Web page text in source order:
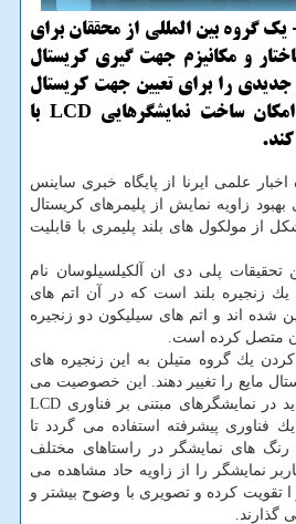
گروه بین المللی از محققان برای
و مكانیزم جهت گیری كریستال
جدیدی را برای تعیین جهت كریستال
مایع ابداع كردند كه امكان ساخت نمایشگرهایی LCD با
كند.
علمی ایرنا از پایگاه خبری ساینس
زاویه نمایش از پلیمرهای كریستال
از مولكول های بلند پلیمری با قابلیت
تحقیقات پلی دی ان آلكیلسیلوسان نام
یك زنجیره بلند است كه در آن اتم های
شده اند و اتم های سیلیكون دو زنجیره
متصل كرده است.
كردن یك گروه متیلن به این زنجیره های
مایع را تغییر دهند. این خصوصیت می
تواند منجر به بهود زاویه دید در نمایشگرهای مبتنی بر فناوری LCD
فناوری پیشرفته استفاده می گردد تا
های نمایشگر در راستاهای مختلف
نمایشگر را از زاویه حاد مشاهده می
ا تقویت كرده و تصویری با وضوح بیشتر و